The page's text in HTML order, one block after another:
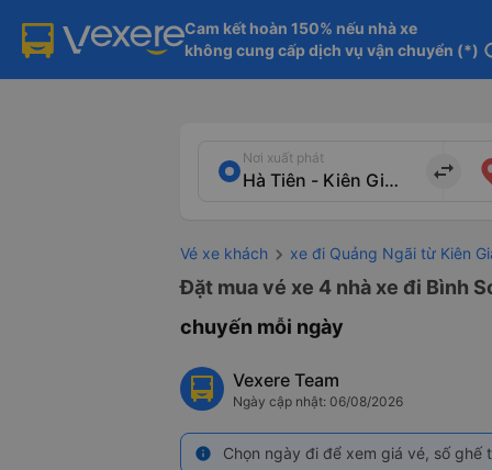
Cam kết hoàn 150% nếu nhà xe
không cung cấp dịch vụ vận chuyển (*)
Nơi xuất phát
import_export
Vé xe khách xe đi Quảng Ngãi từ Kiên
Đặt mua vé xe 4 nhà xe đi Bình
chuyến mỗi ngày
Vexere Team
Ngày cập nhật: 06/08/2026
info Chọn ngày đi để xem giá vé, số